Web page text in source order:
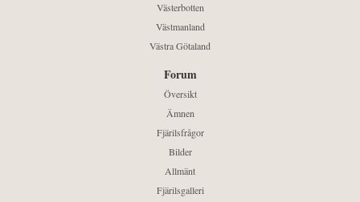
Västerbotten
Västmanland
Västra Götaland
Forum
Översikt
Ämnen
Fjärilsfrågor
Bilder
Allmänt
Fjärilsgalleri